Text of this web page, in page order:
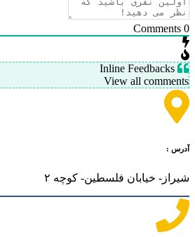
0
View all comments
آدرس :
شیراز- خیابان فلسطین- کوچه ۲